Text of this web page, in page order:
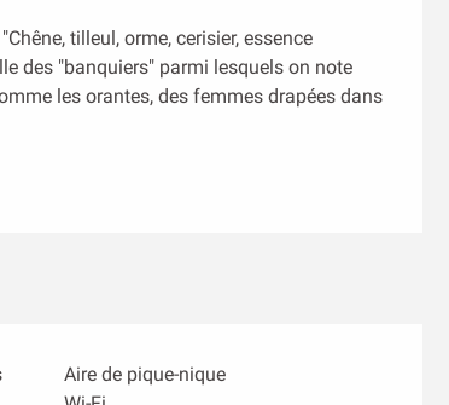
tilleul, orme, cerisier, essence
des "banquiers" parmi lesquels on note
les orantes, des femmes drapées dans
Aire de pique-nique